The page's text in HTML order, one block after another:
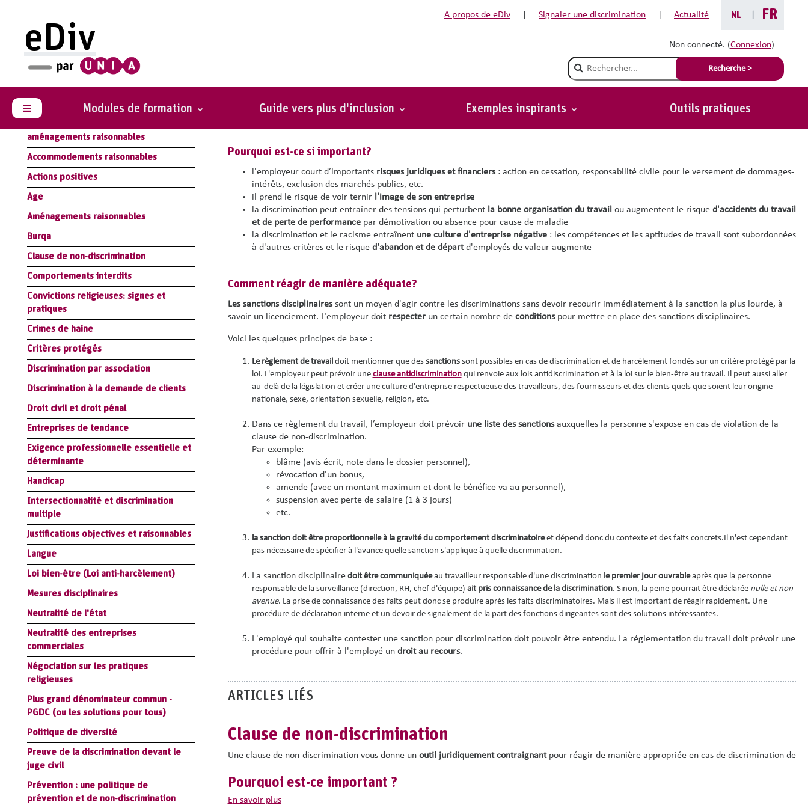
A propos de eDiv
Signaler une discrimination Actualité NL FR
Non connecté. (Connexion)
Champ de recherche
Recherche >
eDiv
Panneau latéral Modules de formation Guide vers plus d'inclusion Exemples inspirants Outils pratiques
Glossaire
antidiscrimination
aménagements raisonnables
Accommodements raisonnables
Actions positives
Age
Aménagements raisonnables
Burqa
Clause de non-discrimination
Comportements interdits
Convictions religieuses: signes et
pratiques
Crimes de haine
Critères protégés
Discrimination par association
Discrimination à la demande de clients
Droit civil et droit pénal
Entreprises de tendance
Exigence professionnelle essentielle et
déterminante
Handicap
Intersectionnalité et discrimination
multiple
Justifications objectives et raisonnables
Langue
Loi bien-être (Loi anti-harcèlement)
Mesures disciplinaires
Neutralité de l'état
Neutralité des entreprises
commerciales
Négociation sur les pratiques
religieuses
Plus grand dénominateur commun -
PGDC (ou les solutions pour tous)
Politique de diversité
Preuve de la discrimination devant le
juge civil
Prévention : une politique de
prévention et de non-discrimination
Détecter rapidement une situation de discrimination et y réagir de manière adéquate
Pourquoi est-ce si important?
l'employeur court d’importants risques juridiques et financiers : action en cessation, responsabilité civile pour le versement de dommages-
intérêts, exclusion des marchés publics, etc.
il prend le risque de voir ternir l'image de son entreprise
la discrimination peut entraîner des tensions qui perturbentla bonne organisation du travail ou augmentent le risque d'accidents du travail
et de perte de performancepar démotivation ou absence pour cause de maladie
la discrimination et le racisme entraînent une culture d'entreprise négative: les compétences et les aptitudes de travail sont subordonnées
à d'autres critères et le risqued'abandon et de départd'employés de valeur augmente
Comment réagir de manière adéquate?
Les sanctions disciplinairessont un moyen d'agir contre les discriminations sans devoir recourir immédiatement à la sanction la plus lourde, à
savoir un licenciement. L’employeur doit respecter un certain nombre de conditions pour mettre en place des sanctions disciplinaires.
Voici les quelques principes de base :
Le règlement de travaildoit mentionner que des sanctions sont possibles en cas de discrimination et de harcèlement fondés sur un critère protégé par la
loi. L'employeur peut prévoir une clause antidiscriminationqui renvoie aux lois antidiscrimination et à la loi sur le bien-être au travail. Il peut aussi aller
au-delà de la législation et créer une culture d'entreprise respectueuse des travailleurs, des fournisseurs et des clients quels que soient leur origine
nationale, sexe, orientation sexuelle, religion, etc.
Dans ce règlement du travail, l’employeur doit prévoir une liste des sanctionsauxquelles la personne s'expose en cas de violation de la
clause de non-discrimination.
Par exemple:
blâme (avis écrit, note dans le dossier personnel),
révocation d'un bonus,
amende (avec un montant maximum et dont le bénéfice va au personnel),
suspension avec perte de salaire (1 à 3 jours)
etc.
la sanction doit être proportionnelle à la gravité du comportement discriminatoireet dépend donc du contexte et des faits concrets.Il n'est cependant
pas nécessaire de spécifier à l'avance quelle sanction s'applique à quelle discrimination.
La sanction disciplinairedoit être communiquéeau travailleur responsable d'une discrimination le premier jour ouvrableaprès que la personne
responsable de la surveillance (direction, RH, chef d'équipe) ait pris connaissance de la discrimination. Sinon, la peine pourrait être déclarée nulle et non
avenue. La prise de connaissance des faits peut donc se produire après les faits discriminatoires. Mais il est important de réagir rapidement. Une
procédure de déclaration interne et un devoir de signalement de la part des fonctions dirigeantes sont des solutions intéressantes.
L'employé qui souhaite contester une sanction pour discrimination doit pouvoir être entendu. La réglementation du travail doit prévoir une
procédure pour offrir à l'employé un droit au recours.
ARTICLES LIÉS
Clause de non-discrimination
Une clause de non-discrimination vous donne un outil juridiquement contraignantpour réagir de manière appropriée en cas de discrimination de la
Pourquoi est-ce important ?
L'interdiction légale de la discrimination
en savoir plus